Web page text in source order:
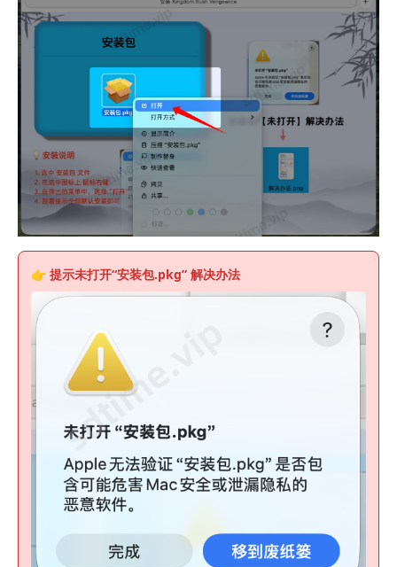
👉 提示未打开“安装包.pkg” 解决办法